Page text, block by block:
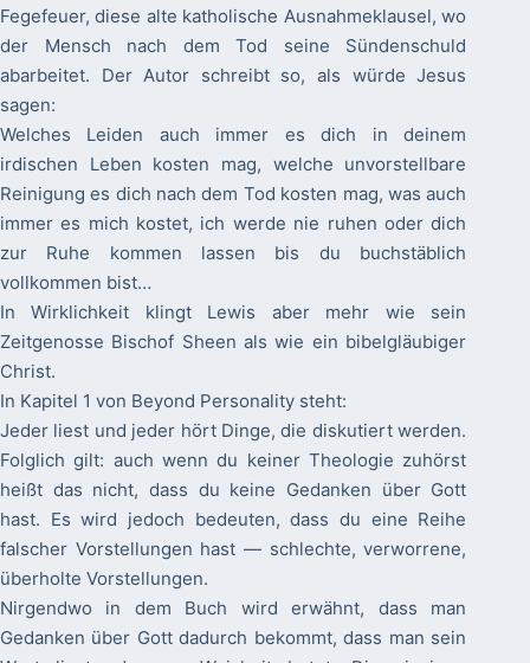
Fegefeuer, diese alte katholische Ausnahmeklausel, wo
der Mensch nach dem Tod seine Sündenschuld
abarbeitet. Der Autor schreibt so, als würde Jesus
sagen:
Welches Leiden auch immer es dich in deinem
irdischen Leben kosten mag, welche unvorstellbare
Reinigung es dich nach dem Tod kosten mag, was auch
immer es mich kostet, ich werde nie ruhen oder dich
zur Ruhe kommen lassen bis du buchstäblich
vollkommen bist…
In Wirklichkeit klingt Lewis aber mehr wie sein
Zeitgenosse Bischof Sheen als wie ein bibelgläubiger
Christ.
In Kapitel 1 von Beyond Personality steht:
Jeder liest und jeder hört Dinge, die diskutiert werden.
Folglich gilt: auch wenn du keiner Theologie zuhörst
heißt das nicht, dass du keine Gedanken über Gott
hast. Es wird jedoch bedeuten, dass du eine Reihe
falscher Vorstellungen hast — schlechte, verworrene,
überholte Vorstellungen.
Nirgendwo in dem Buch wird erwähnt, dass man
Gedanken über Gott dadurch bekommt, dass man sein